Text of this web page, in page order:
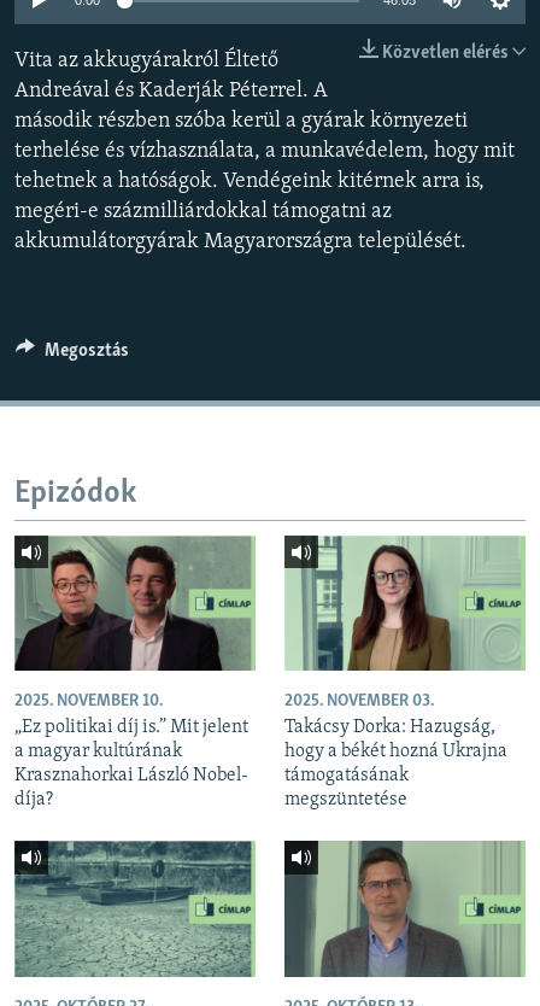
EURÓPAI UNIÓ
VILÁG
KLÍMAVÁLTOZÁS
A MÚLT TANULSÁGAI
KÖVESSEN MINKET!
Közvetlen elérés
Vita az akkugyárakról Éltető
Andreával és Kaderják Péterrel. A
második részben szóba kerül a gyárak környezeti
terhelése és vízhasználata, a munkavédelem, hogy mit
tehetnek a hatóságok. Vendégeink kitérnek arra is,
megéri-e százmilliárdokkal támogatni az
akkumulátorgyárak Magyarországra települését.
Megosztás
Epizódok
2025. NOVEMBER 10.
„Ez politikai díj is.” Mit jelent
a magyar kultúrának
Krasznahorkai László Nobel-
díja?
2025. NOVEMBER 03.
Takácsy Dorka: Hazugság,
hogy a békét hozná Ukrajna
támogatásának
megszüntetése